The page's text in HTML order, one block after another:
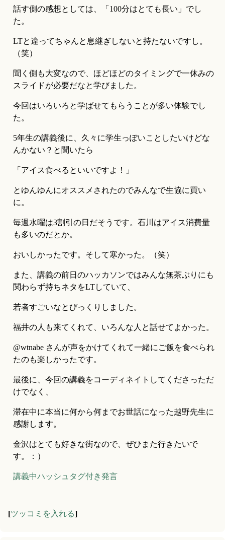
話す側の感想としては、「100分はとても長い」でし
た。
LTと違ってちゃんと息継ぎしないと持たないですし。
（笑）
聞く側も大変なので、ほどほどのタイミングで一休みの
スライドが必要だなと学びました。
今回はいろいろと学ばせてもらうことが多い体験でし
た。
5年生の講義後に、久々に学生っぽいことしたいけどな
んかない？と聞いたら
「アイス食べるといいですよ！」
とゆんゆんにオススメされたのでみんなで生協に買い
に。
毎週水曜は3割引の日だそうです。石川はアイス消費量
も多いのだとか。
おいしかったです。そして寒かった。（笑）
また、講義の前日のハッカソンではみんな無茶ぶりにも
関わらず持ちネタをLTしていて、
若者すごいなとびっくりしました。
福井の人も来てくれて、いろんな人と話せてよかった。
@wtnabe さんが声をかけてくれて一緒にご飯を食べられ
たのも楽しかったです。
最後に、今回の講義をコーディネイトしてくださっただ
けでなく、
滞在中に本当に何から何までお世話になった越野先生に
感謝します。
金沢はとても好きな街なので、ぜひまた行きたいで
す。：）
講義中ハッシュタグ付き発言
[ツッコミを入れる]